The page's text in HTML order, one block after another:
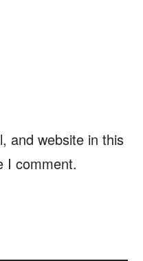
and website in this
I comment.